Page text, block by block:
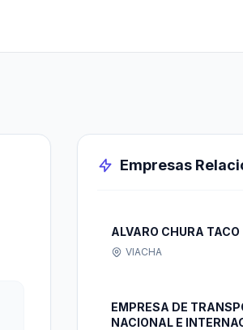
Empresas
ALVARO CHURA TACO
VIACHA
EMPRESA DE
NACIONAL E